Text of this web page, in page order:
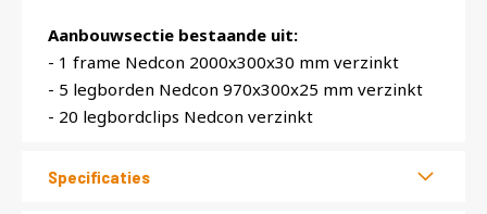
Aanbouwsectie bestaande uit:
- 1 frame Nedcon 2000x300x30 mm verzinkt
- 5 legborden Nedcon 970x300x25 mm verzinkt
- 20 legbordclips Nedcon verzinkt
Specificaties